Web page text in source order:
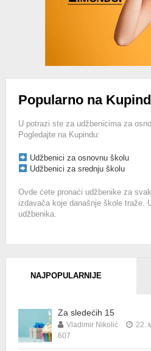
Popularno na
U potrazi ste za udžbenicima za
Pogledajte na Kupindu:
Udžbenici za osnovnu školu
Udžbenici za srednju školu
Ovde ćete pronaći udžbenike za
izdavača koje današnje škole traže.
udžbenika.
NAJPOPULARNIJE
Za sledećih 15
Vladimir Nikolić 22.
607